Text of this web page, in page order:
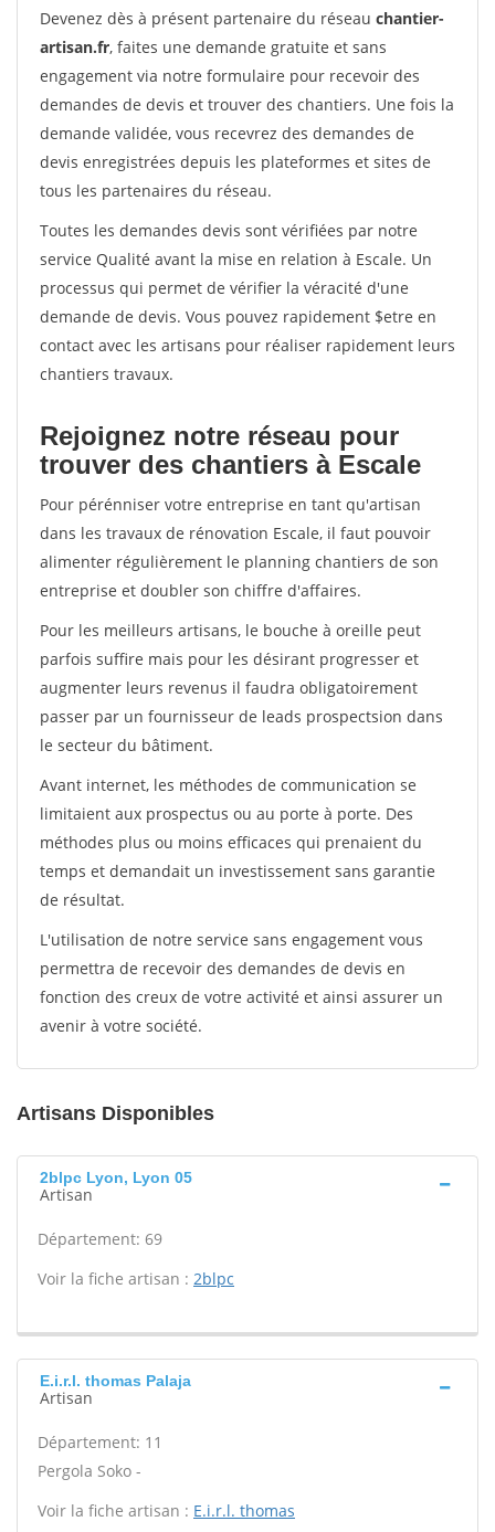
Devenez dès à présent partenaire du réseau chantier-
artisan.fr, faites une demande gratuite et sans
engagement via notre formulaire pour recevoir des
demandes de devis et trouver des chantiers. Une fois la
demande validée, vous recevrez des demandes de
devis enregistrées depuis les plateformes et sites de
tous les partenaires du réseau.
Toutes les demandes devis sont vérifiées par notre
service Qualité avant la mise en relation à Escale. Un
processus qui permet de vérifier la véracité d'une
demande de devis. Vous pouvez rapidement $etre en
contact avec les artisans pour réaliser rapidement leurs
chantiers travaux.
Rejoignez notre réseau pour
trouver des chantiers à Escale
Pour pérénniser votre entreprise en tant qu'artisan
dans les travaux de rénovation Escale, il faut pouvoir
alimenter régulièrement le planning chantiers de son
entreprise et doubler son chiffre d'affaires.
Pour les meilleurs artisans, le bouche à oreille peut
parfois suffire mais pour les désirant progresser et
augmenter leurs revenus il faudra obligatoirement
passer par un fournisseur de leads prospectsion dans
le secteur du bâtiment.
Avant internet, les méthodes de communication se
limitaient aux prospectus ou au porte à porte. Des
méthodes plus ou moins efficaces qui prenaient du
temps et demandait un investissement sans garantie
de résultat.
L'utilisation de notre service sans engagement vous
permettra de recevoir des demandes de devis en
fonction des creux de votre activité et ainsi assurer un
avenir à votre société.
Artisans Disponibles
2blpc Lyon, Lyon 05
Artisan
Département: 69
Voir la fiche artisan : 2blpc
E.i.r.l. thomas Palaja
Artisan
Département: 11
Pergola Soko -
Voir la fiche artisan : E.i.r.l. thomas